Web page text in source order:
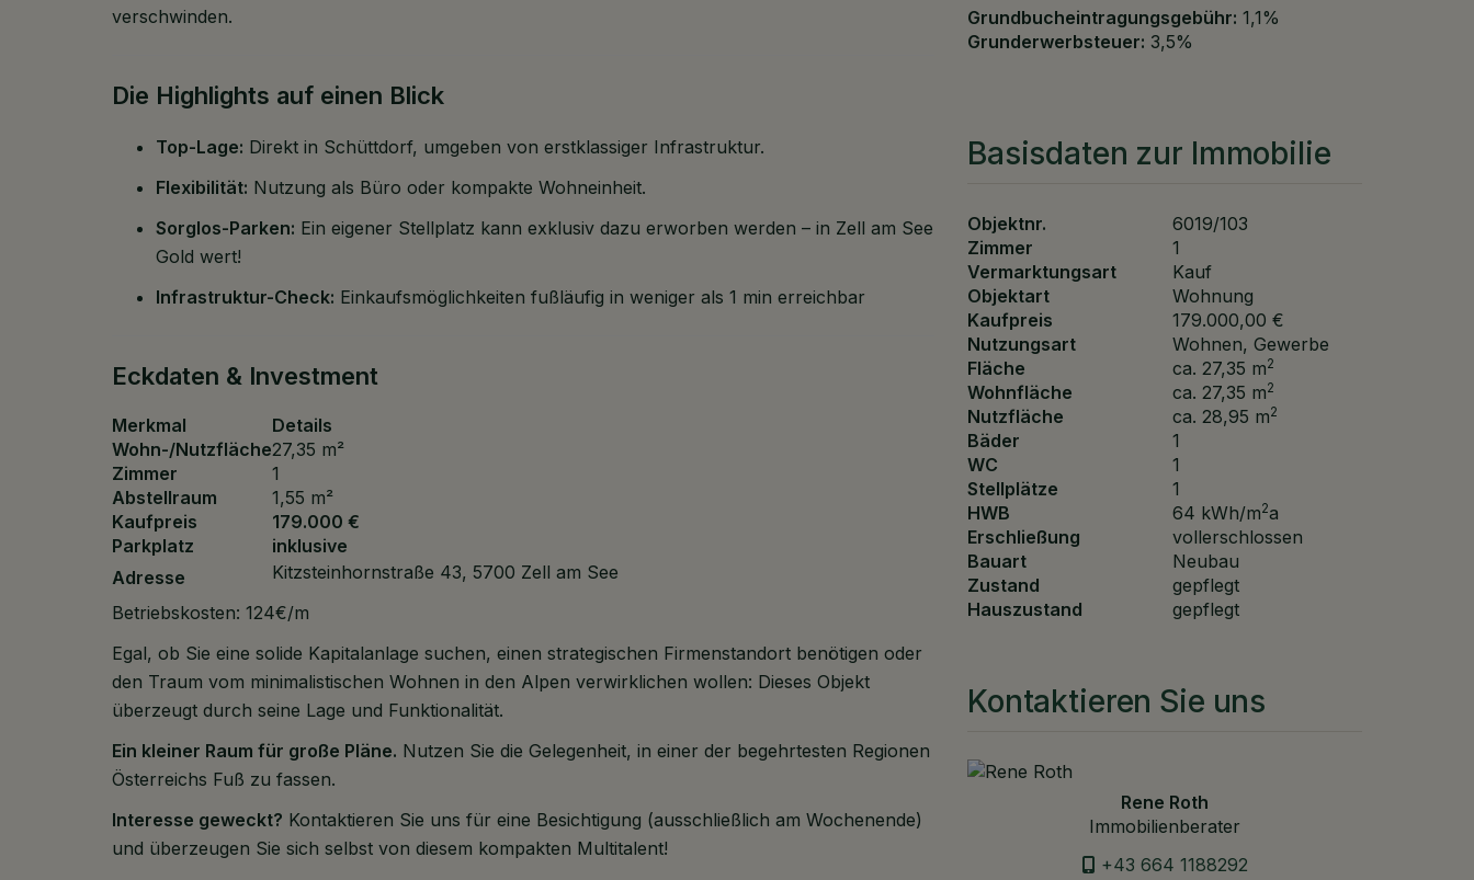
verschwinden.
Die Highlights auf einen Blick
Top-Lage: Direkt in Schüttdorf, umgeben von erstklassiger Infrastruktur.
Flexibilität: Nutzung als Büro oder kompakte Wohneinheit.
Sorglos-Parken: Ein eigener Stellplatz kann exklusiv dazu erworben werden – in Zell am See
Gold wert!
Infrastruktur-Check: Einkaufsmöglichkeiten fußläufig in weniger als 1 min erreichbar
Eckdaten & Investment
Merkmal
Details
Wohn-/Nutzfläche27,35 m²
Zimmer
1
Abstellraum
1,55 m²
Kaufpreis
179.000 €
Parkplatz
inklusive
Adresse
Kitzsteinhornstraße 43, 5700 Zell am See
Betriebskosten: 124€/m
Egal, ob Sie eine solide Kapitalanlage suchen, einen strategischen Firmenstandort benötigen oder
den Traum vom minimalistischen Wohnen in den Alpen verwirklichen wollen: Dieses Objekt
überzeugt durch seine Lage und Funktionalität.
Ein kleiner Raum für große Pläne. Nutzen Sie die Gelegenheit, in einer der begehrtesten Regionen
Österreichs Fuß zu fassen.
Interesse geweckt? Kontaktieren Sie uns für eine Besichtigung (ausschließlich am Wochenende)
und überzeugen Sie sich selbst von diesem kompakten Multitalent!
Grundbucheintragungsgebühr: 1,1%
Grunderwerbsteuer: 3,5%
Basisdaten zur Immobilie
Objektnr.
6019/103
Zimmer
1
Vermarktungsart
Kauf
Objektart
Wohnung
Kaufpreis
179.000,00 €
Nutzungsart
Wohnen Gewerbe
Fläche
ca. 27,35 m2
Wohnfläche ca. 27,35 m2
Nutzfläche ca. 28,95 m2
Bäder
1
WC
1
Stellplätze
1
HWB
64 kWh/m2a
Erschließung
vollerschlossen
Bauart
Neubau
Zustand
gepflegt
Hauszustand
gepflegt
Kontaktieren Sie uns
Rene Roth
Immobilienberater
+43 664 1188292